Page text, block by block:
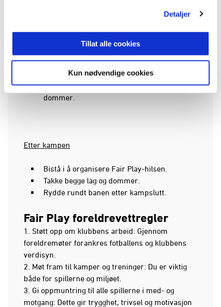
Detaljer
Tillat alle cookies
Kun nødvendige cookies
Oppfordre til gode og positive tilrop fra
unna sidelinjen.
Oppfordre til positivitet fra
trenere/lagledere, både mot spillere og
dommer.
Etter kampen
Bistå i å organisere Fair Play-hilsen.
Takke begge lag og dommer.
Rydde rundt banen etter kampslutt.
Fair Play foreldrevettregler
1. Støtt opp om klubbens arbeid: Gjennom
foreldremøter forankres fotballens og klubbens
verdisyn.
2. Møt fram til kamper og treninger: Du er viktig
både for spillerne og miljøet.
3. Gi oppmuntring til alle spillerne i med- og
motgang: Dette gir trygghet, trivsel og motivasjon